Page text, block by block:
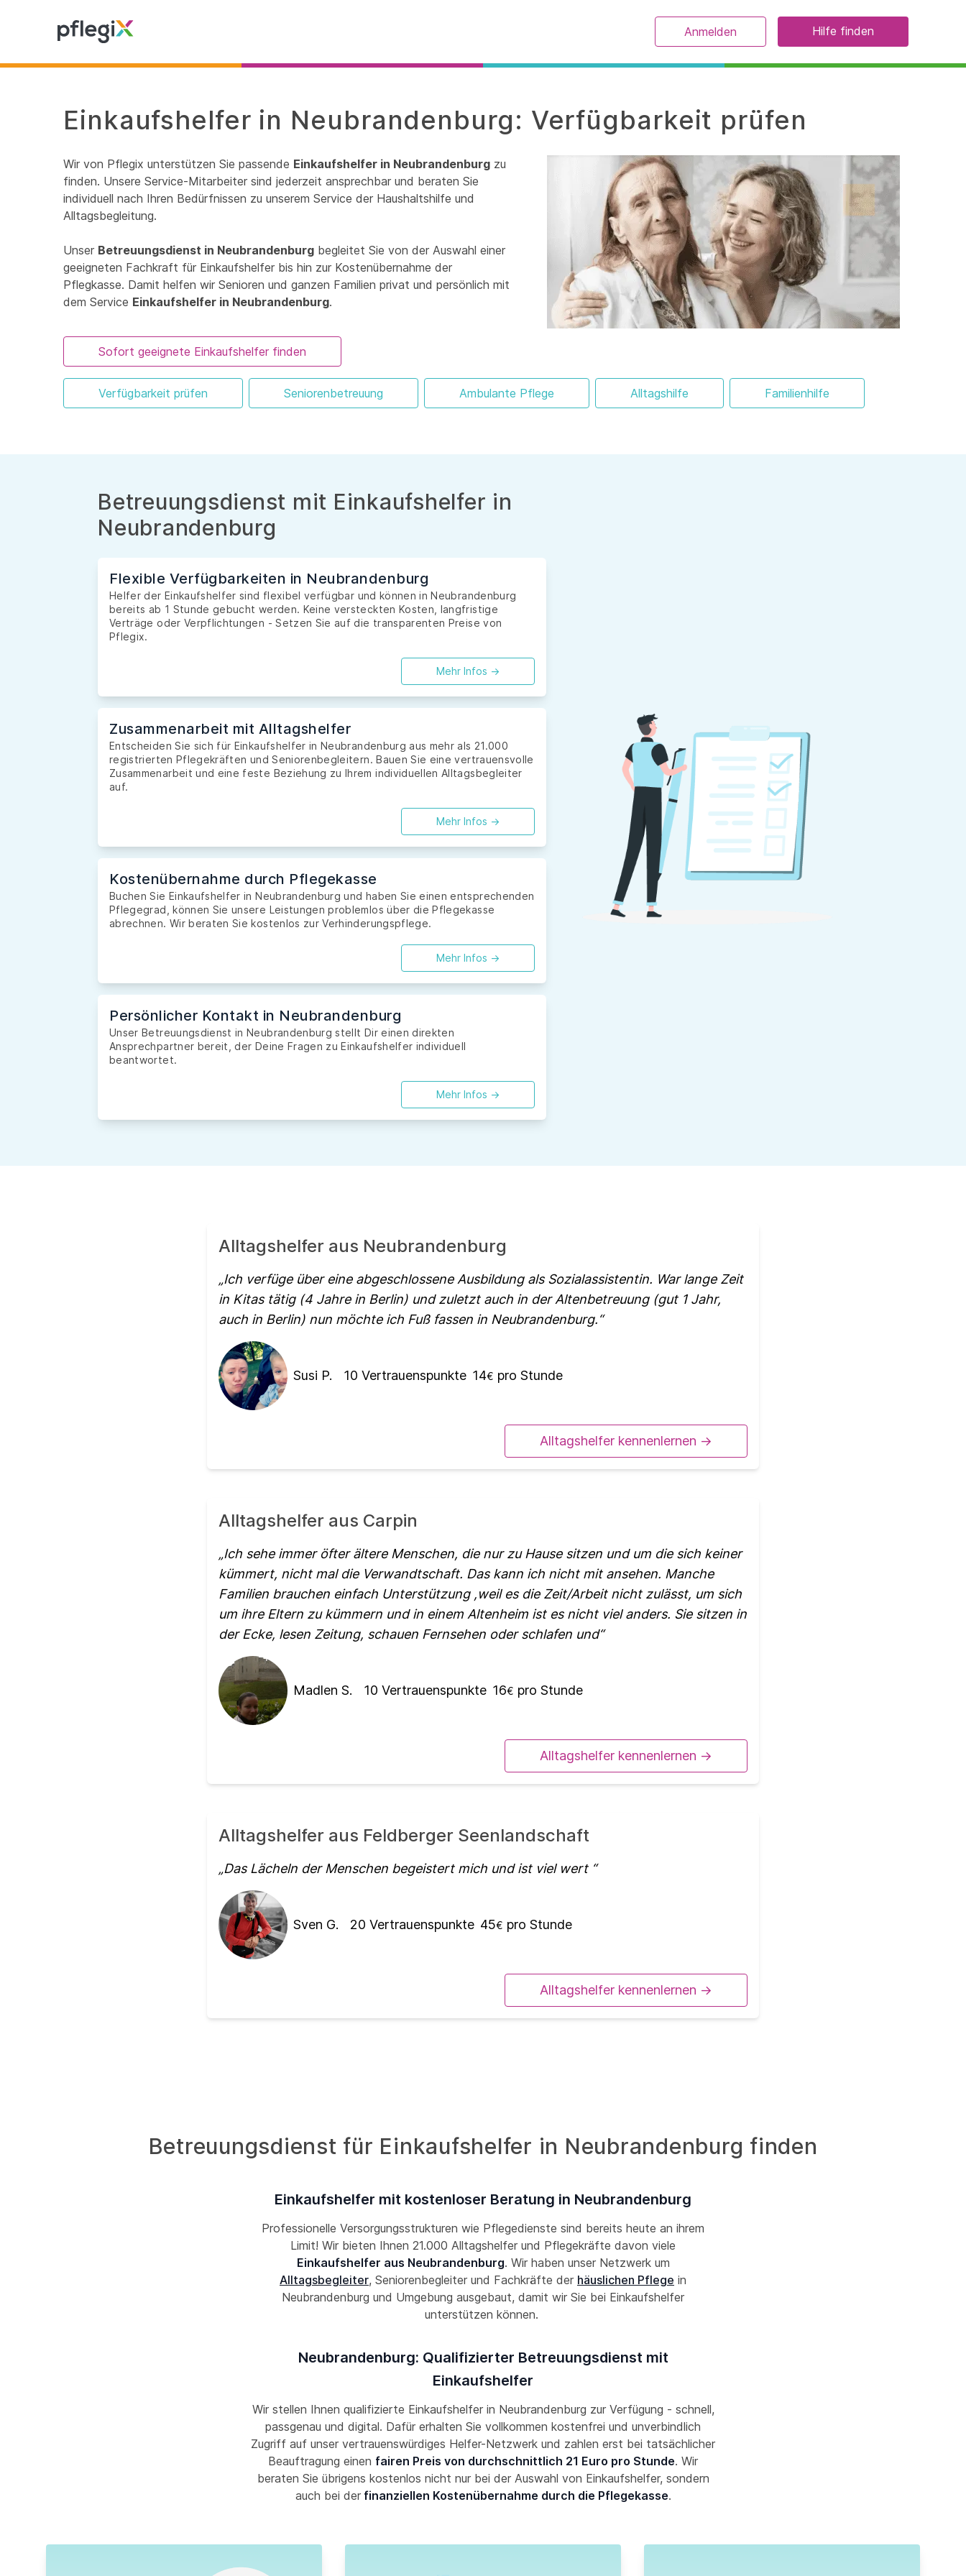
Anmelden Hilfe finden
Einkaufshelfer in Neubrandenburg: Verfügbarkeit prüfen
Wir von Pflegix unterstützen Sie passende Einkaufshelfer in Neubrandenburg zu
finden. Unsere Service-Mitarbeiter sind jederzeit ansprechbar und beraten Sie
individuell nach Ihren Bedürfnissen zu unserem Service der Haushaltshilfe und
Alltagsbegleitung.
Unser Betreuungsdienst in Neubrandenburg begleitet Sie von der Auswahl einer
geeigneten Fachkraft für Einkaufshelfer bis hin zur Kostenübernahme der
Pflegkasse. Damit helfen wir Senioren und ganzen Familien privat und persönlich mit
dem Service Einkaufshelfer in Neubrandenburg.
Sofort geeignete Einkaufshelfer finden
Verfügbarkeit prüfen Seniorenbetreuung Ambulante Pflege Alltagshilfe Familienhilfe
Betreuungsdienst mit Einkaufshelfer in
Neubrandenburg
Flexible Verfügbarkeiten in Neubrandenburg
Helfer der Einkaufshelfer sind flexibel verfügbar und können in Neubrandenburg
bereits ab 1 Stunde gebucht werden. Keine versteckten Kosten, langfristige
Verträge oder Verpflichtungen - Setzen Sie auf die transparenten Preise von
Pflegix.
Mehr Infos ->
Zusammenarbeit mit Alltagshelfer
Entscheiden Sie sich für Einkaufshelfer in Neubrandenburg aus mehr als 21.000
registrierten Pflegekräften und Seniorenbegleitern. Bauen Sie eine vertrauensvolle
Zusammenarbeit und eine feste Beziehung zu Ihrem individuellen Alltagsbegleiter
auf.
Mehr Infos ->
Kostenübernahme durch Pflegekasse
Buchen Sie Einkaufshelfer in Neubrandenburg und haben Sie einen entsprechenden
Pflegegrad, können Sie unsere Leistungen problemlos über die Pflegekasse
abrechnen. Wir beraten Sie kostenlos zur Verhinderungspflege.
Mehr Infos ->
Persönlicher Kontakt in Neubrandenburg
Unser Betreuungsdienst in Neubrandenburg stellt Dir einen direkten
Ansprechpartner bereit, der Deine Fragen zu Einkaufshelfer individuell
beantwortet.
Mehr Infos ->
Alltagshelfer aus Neubrandenburg
Ich verfüge über eine abgeschlossene Ausbildung als Sozialassistentin. War lange Zeit
in Kitas tätig (4 Jahre in Berlin) und zuletzt auch in der Altenbetreuung (gut 1 Jahr,
auch in Berlin) nun möchte ich Fuß fassen in Neubrandenburg.
Susi P. 10 Vertrauenspunkte 14€ pro Stunde
Alltagshelfer kennenlernen ->
Alltagshelfer aus Carpin
Ich sehe immer öfter ältere Menschen, die nur zu Hause sitzen und um die sich keiner
kümmert, nicht mal die Verwandtschaft. Das kann ich nicht mit ansehen. Manche
Familien brauchen einfach Unterstützung ,weil es die Zeit/Arbeit nicht zulässt, um sich
um ihre Eltern zu kümmern und in einem Altenheim ist es nicht viel anders. Sie sitzen in
der Ecke, lesen Zeitung, schauen Fernsehen oder schlafen und
Madlen S. 10 Vertrauenspunkte 16€ pro Stunde
Alltagshelfer kennenlernen ->
Alltagshelfer aus Feldberger Seenlandschaft
Das Lächeln der Menschen begeistert mich und ist viel wert
Sven G. 20 Vertrauenspunkte 45€ pro Stunde
Alltagshelfer kennenlernen ->
Betreuungsdienst für Einkaufshelfer in Neubrandenburg finden
Einkaufshelfer mit kostenloser Beratung in Neubrandenburg
Professionelle Versorgungsstrukturen wie Pflegedienste sind bereits heute an ihrem
Limit! Wir bieten Ihnen 21.000 Alltagshelfer und Pflegekräfte davon viele
Einkaufshelfer aus Neubrandenburg. Wir haben unser Netzwerk um
Alltagsbegleiter, Seniorenbegleiter und Fachkräfte der häuslichen Pflege in
Neubrandenburg und Umgebung ausgebaut, damit wir Sie bei Einkaufshelfer
unterstützen können.
Neubrandenburg: Qualifizierter Betreuungsdienst mit
Einkaufshelfer
Wir stellen Ihnen qualifizierte Einkaufshelfer in Neubrandenburg zur Verfügung - schnell,
passgenau und digital. Dafür erhalten Sie vollkommen kostenfrei und unverbindlich
Zugriff auf unser vertrauenswürdiges Helfer-Netzwerk und zahlen erst bei tatsächlicher
Beauftragung einen fairen Preis von durchschnittlich 21 Euro pro Stunde. Wir
beraten Sie übrigens kostenlos nicht nur bei der Auswahl von Einkaufshelfer, sondern
auch bei derfinanziellen Kostenübernahme durch die Pflegekasse.